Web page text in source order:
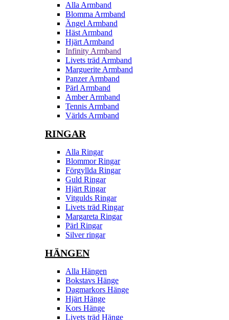
Alla Armband
Blomma Armband
Ängel Armband
Häst Armband
Hjärt Armband
Infinity Armband
Livets träd Armband
Marguerite Armband
Panzer Armband
Pärl Armband
Amber Armband
Tennis Armband
Världs Armband
RINGAR
Alla Ringar
Blommor Ringar
Förgyllda Ringar
Guld Ringar
Hjärt Ringar
Vitgulds Ringar
Livets träd Ringar
Margareta Ringar
Pärl Ringar
Silver ringar
HÄNGEN
Alla Hängen
Bokstavs Hänge
Dagmarkors Hänge
Hjärt Hänge
Kors Hänge
Livets träd Hänge